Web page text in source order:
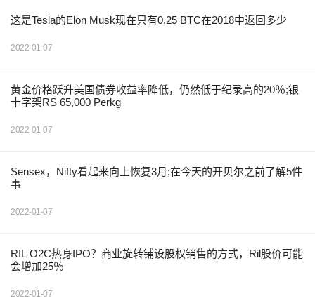
这是Tesla的Elon Musk现在只有0.25 BTC在2018中返回多少
2022-01-07
黄金价格跃升美国债券收益率降低，仍然低于纪录高的20％;银
十字架RS 65,000 Perkg
2022-01-07
Sensex，Nifty看起来向上恢复3月;在今天的开贝尔之前了解5件
事
2022-01-07
RIL O2C热身IPO？商业旋转铺设股权销售的方式，Ril股价可能
会增加25％
2022-01-07